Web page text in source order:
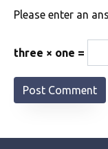
Please enter an
three × one =